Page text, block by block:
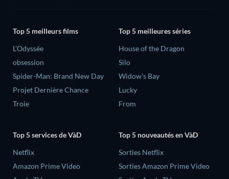
Top 5 meilleurs films
L'Odyssée
obsession
Spider-Man: Brand New Day
Projet Dernière Chance
Troie
Top 5 meilleures séries
House of the Dragon
Silo
Widow’s Bay
Lucky
From
Top 5 services de VàD
Netflix
Amazon Prime Video
Top 5 nouveautés en VàD
Sorties Netflix
Sorties Amazon Prime Video